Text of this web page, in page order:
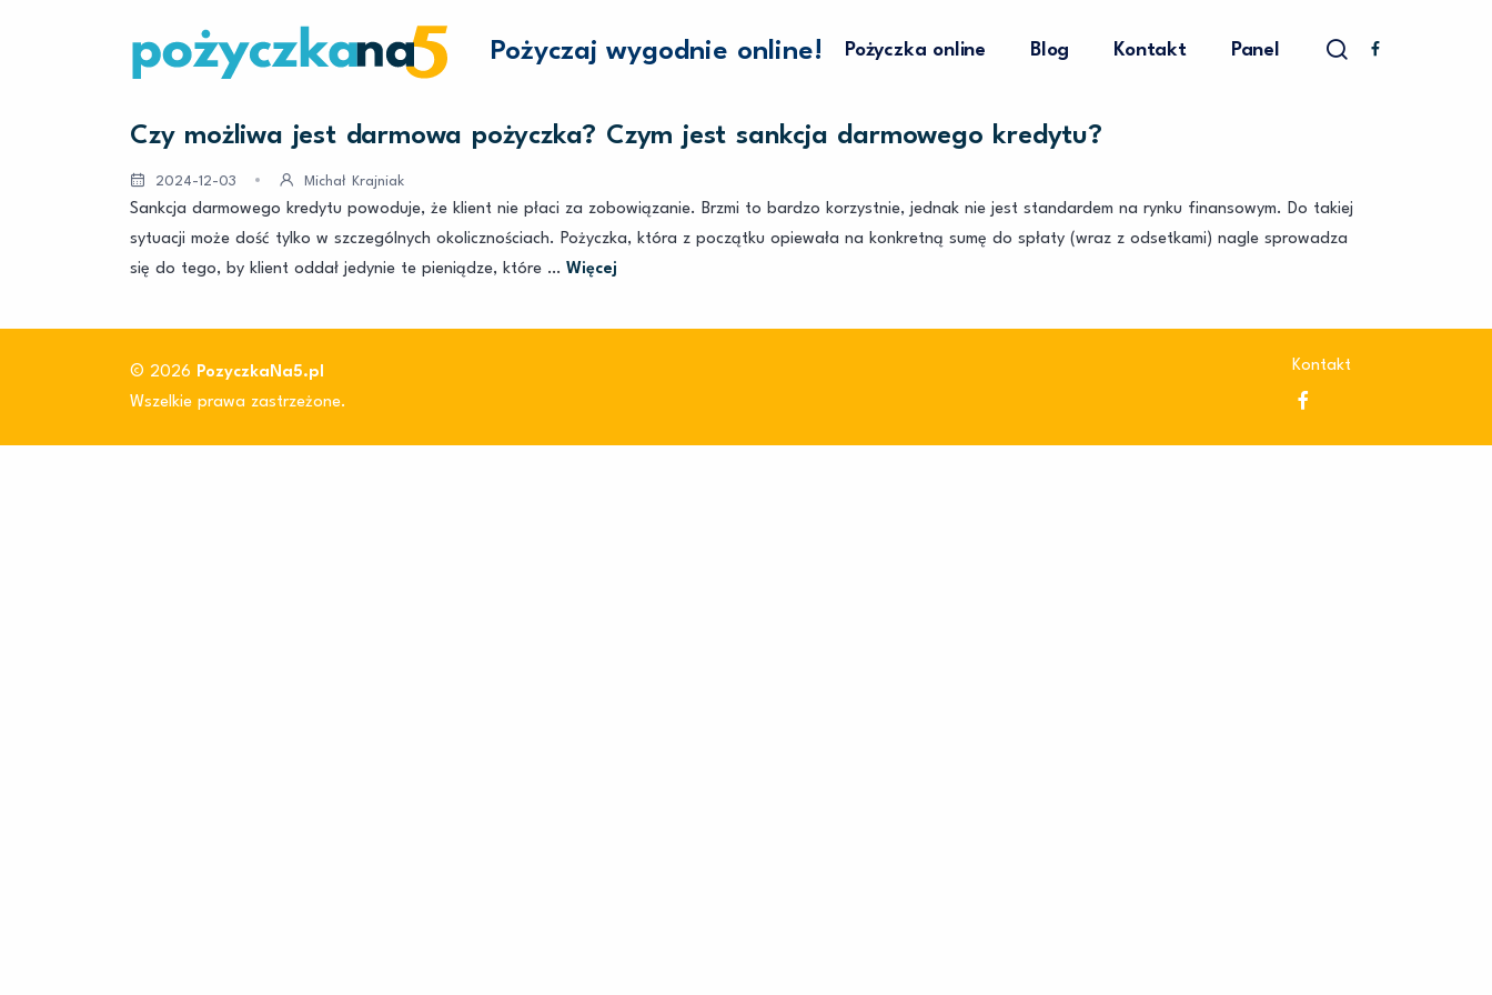
Pożyczaj wygodnie online! Pożyczka online Blog Kontakt Panel
Czy możliwa jest darmowa pożyczka? Czym jest sankcja darmowego kredytu?
2024-12-03 Michał Krajniak
Sankcja darmowego kredytu powoduje, że klient nie płaci za zobowiązanie. Brzmi to bardzo korzystnie, jednak nie jest standardem na rynku finansowym. Do takiej
sytuacji może dość tylko w szczególnych okolicznościach. Pożyczka, która z początku opiewała na konkretną sumę do spłaty (wraz z odsetkami) nagle sprowadza
się do tego, by klient oddał jedynie te pieniądze, które … Więcej
© 2026 PozyczkaNa5.pl
Wszelkie prawa zastrzeżone.
Kontakt